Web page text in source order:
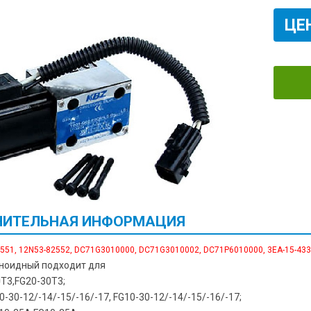
ИНФОРМАЦИЯ
12N53-82552, DC71G3010000, DC71G3010002, DC71P6010000, 3EA-15-
подходит для
30T3;
30-12/-14/-15/-16/-17, FG10-30-12/-14/-15/-16/-17;